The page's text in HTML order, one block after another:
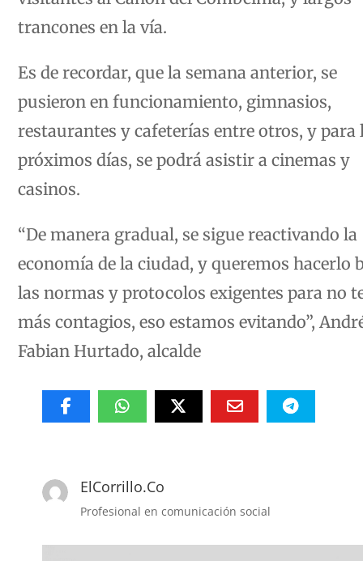
trancones en la vía.
Es de recordar, que la semana anterior, se
pusieron en funcionamiento, gimnasios,
restaurantes y cafeterías entre otros, y para
próximos días, se podrá asistir a cinemas y
casinos.
“De manera gradual, se sigue reactivando la
economía de la ciudad, y queremos hacerlo
las normas y protocolos exigentes para no
más contagios, eso estamos evitando”,
Fabian Hurtado, alcalde
ElCorrillo.Co